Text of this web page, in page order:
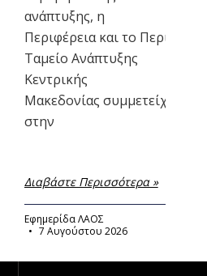
ανάπτυξης, η
Περιφέρεια και το
Ταμείο Ανάπτυξης
Κεντρικής
Μακεδονίας συμμετείχαν
στην
Διαβάστε Περισσότερα »
Εφημερίδα ΛΑΟΣ
7 Αυγούστου 2026